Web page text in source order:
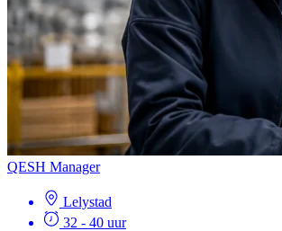
QESH Manager
Lelystad
32 - 40 uur